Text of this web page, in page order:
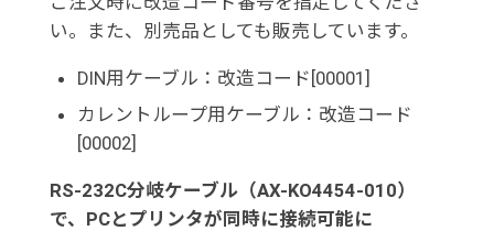
い。また、別売品としても販売しています。
DIN用ケーブル：改造コード[00001]
カレントループ用ケーブル：改造コード
[00002]
RS-232C分岐ケーブル（AX-KO4454-010）
で、PCとプリンタが同時に接続可能に